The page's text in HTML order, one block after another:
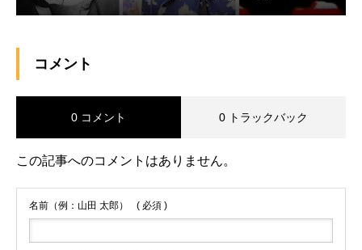
コメント
0 コメント 0 トラックバック
この記事へのコメントはありません。
名前（例：山田 太郎） ( 必須 )